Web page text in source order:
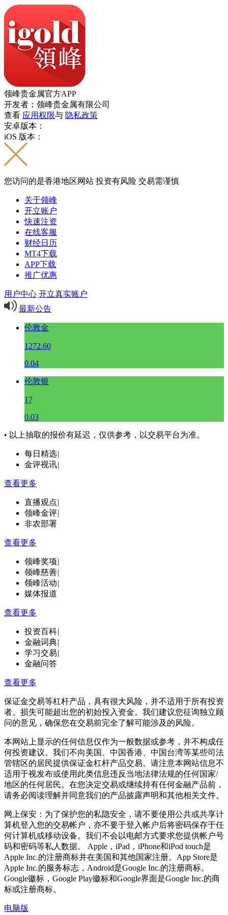
领峰贵金属官方APP
开发者：领峰贵金属有限公司
查看 应用权限与 隐私政策
安卓版本：
iOS 版本：
您访问的是香港地区网站 投资有风险 交易需谨慎
关于领峰
开立账户
快速注资
在线客服
财经日历
MT4下载
APP下载
推广优惠
用户中心 开立真实账户
最新公告
伦敦金
1272.60
0.04
伦敦银
17
0.03
• 以上抽取的报价有延迟，仅供参考，以交易平台为准。
每日精选|
金评视讯|
查看更多
直播观点|
领峰金评|
非农部署
查看更多
领峰奖项|
领峰慈善|
领峰活动|
媒体报道
查看更多
投资百科|
金融词典|
学习交易|
金融问答
查看更多
保证金交易等杠杆产品，具有很大风险，并不适用于所有投资
者。损失可能超出您的初始投入资金。我们建议您征询独立顾
问的意见，确保您在交易前完全了解可能涉及的风险。
本网站上显示的任何信息仅作为一般数据或参考，并不构成任
何投资建议。我们不向美国、中国香港、中国台湾等某些司法
管辖区的居民提供保证金杠杆产品交易。请注意本网站信息不
适用于视发布或使用此类信息违反当地法律法规的任何国家/
地区的任何居民。在您决定交易或继续持有任何金融产品前，
请务必阅读理解并同意我们的产品披露声明和其他相关文件。
网上保安：为了保护您的私隐安全，请不要使用公共或共享计
算机登入您的交易帐户，亦不要于登入帐户后将密码保存于任
何计算机或移动设备。我们不会以电邮方式要求您提供帐户号
码和密码等私人数据。 Apple，iPad，iPhone和iPod touch是
Apple Inc.的注册商标并在美国和其他国家注册。App Store是
Apple Inc.的服务标志，Android是Google Inc.的注册商标。
Google徽标，Google Play徽标和Google界面是Google Inc.的商
标或注册商标。
电脑版